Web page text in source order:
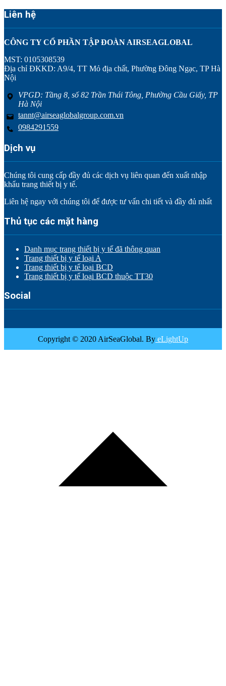
Liên hệ
CÔNG TY CỔ PHẦN TẬP ĐOÀN AIRSEAGLOBAL
MST: 0105308539
Địa chỉ ĐKKD: A9/4, TT Mỏ địa chất, Phường Đông Ngạc, TP Hà
Nội
VPGD: Tầng 8, số 82 Trần Thái Tông, Phường Cầu Giấy, TP
Hà Nội
tannt@airseaglobalgroup.com.vn
0984291559
Dịch vụ
Chúng tôi cung cấp đầy đủ các dịch vụ liên quan đến xuất nhập
khẩu trang thiết bị y tế.
Liên hệ ngay với chúng tôi để được tư vấn chi tiết và đầy đủ nhất
Thủ tục các mặt hàng
Danh mục trang thiết bị y tế đã thông quan
Trang thiết bị y tế loại A
Trang thiết bị y tế loại BCD
Trang thiết bị y tế loại BCD thuộc TT30
Social
Copyright © 2020 AirSeaGlobal. By eLightUp